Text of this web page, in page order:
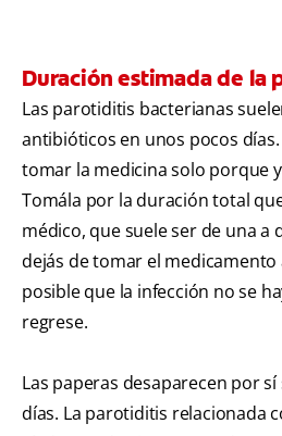
Duración estimada de la
Las parotiditis bacterianas
antibióticos en unos pocos
tomar la medicina solo porque
Tomála por la duración total
médico, que suele ser de una a
dejás de tomar el medicamento
posible que la infección no se
regrese.
Las paperas desaparecen por
días. La parotiditis relacionada